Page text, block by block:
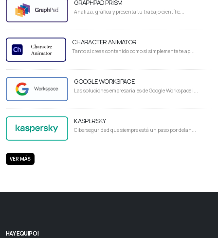
GRAPHPAD PRISM
Analiza, gráfica y presenta tu trabajo científic...
CHARACTER ANIMATOR
Tanto si creas contenido como si simplemente te ap...
GOOGLE WORKSPACE
Las soluciones empresariales de Google Workspace i...
KASPERSKY
Ciberseguridad que siempre está un paso por delan...
VER MÁS
HAY EQUIPO!